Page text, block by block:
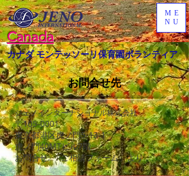
Canada
カナダ モンテッソーリ保育園ボランティア
ME
NU
お問合せ先
ジェノインターナショナル株式会社
〒105-0001
東京都港区虎ノ門5-13-1
虎ノ門40MTビル7階
お問合せ: 「ご相談フォーム」より